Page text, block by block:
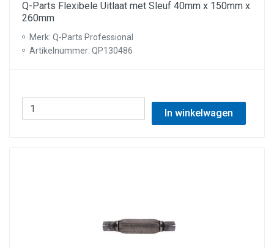
Q-Parts Flexibele Uitlaat met Sleuf 40mm x 150mm x
260mm
Merk: Q-Parts Professional
Artikelnummer: QP130486
In winkelwagen